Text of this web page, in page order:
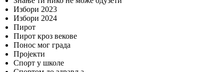
Избори 2023
Избори 2024
Пирот
Пирот кроз векове
Понос мог града
Пројекти
Спорт у школе